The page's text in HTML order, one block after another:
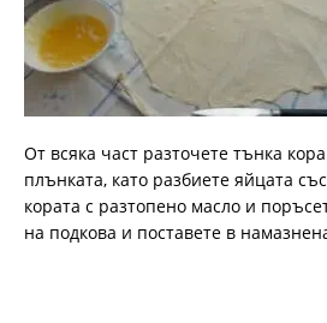
От всяка част разточете тънка
плънката, като разбиете яйцата
кората с разтопено масло и
на подкова и поставете в